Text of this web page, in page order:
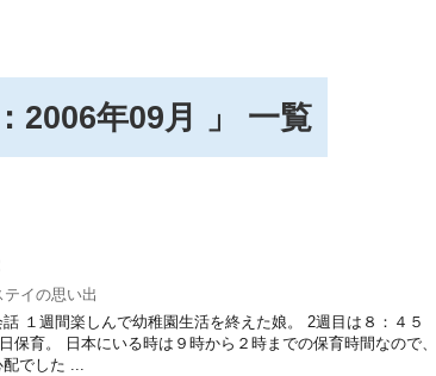
2006年09月 」 一覧
イの思い出
間楽しんで幼稚園生活を終えた娘。 2週目は８：４５
保育。 日本にいる時は９時から２時までの保育時間なので、
でした ...